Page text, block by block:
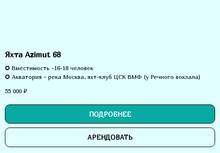
Яхта Azimut 68
✪ Вместимость -16-18 человек
✪ Акватория - река Москва, яхт-клуб ЦСК ВМФ (у Речного вокзала)
55 000 ₽
ПОДРОБНЕЕ
АРЕНДОВАТЬ